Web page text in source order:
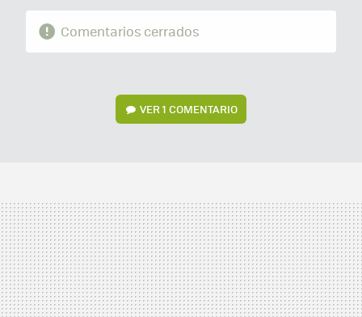
Comentarios cerrados
VER1 COMENTARIO